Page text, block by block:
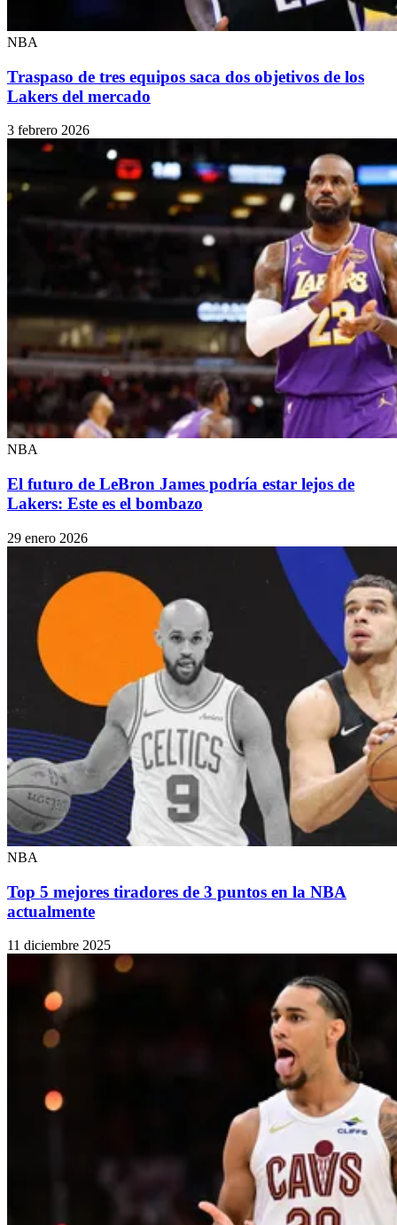
NBA
Traspaso de tres equipos saca dos objetivos de los
Lakers del mercado
3 febrero 2026
NBA
El futuro de LeBron James podría estar lejos de
Lakers: Este es el bombazo
29 enero 2026
NBA
Top 5 mejores tiradores de 3 puntos en la NBA
actualmente
11 diciembre 2025